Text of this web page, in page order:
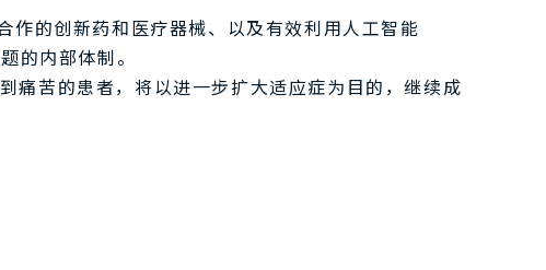
的创新药和医疗器械、以及有效利用人工智能
的内部体制。
苦的患者，将以进一步扩大适应症为目的，继续成